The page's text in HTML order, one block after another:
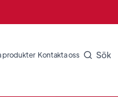
produkter Kontakta oss Sök